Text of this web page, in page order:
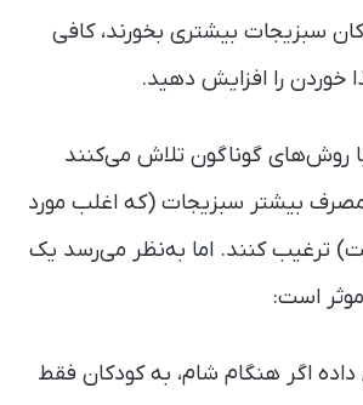
سبزیجات بیشتری بخورند، کافی
را افزایش دهید.
روش‌های گوناگون تلاش می‌کنند
مصرف بیشتر سبزیجات (که اغلب مورد
ترغیب کنند. اما به‌نظر می‌رسد یک
است:
اگر هنگام شام، به کودکان فقط